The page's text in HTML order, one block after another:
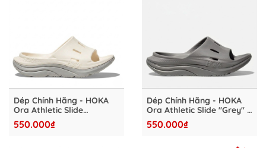
Dép Chính Hãng - HOKA
Ora Athletic Slide
"White/Grey" - HKA4827-
07
550.000₫
Dép Chính Hãng - HOKA
Ora Athletic Slide "Grey" -
HKA4827-06
550.000₫